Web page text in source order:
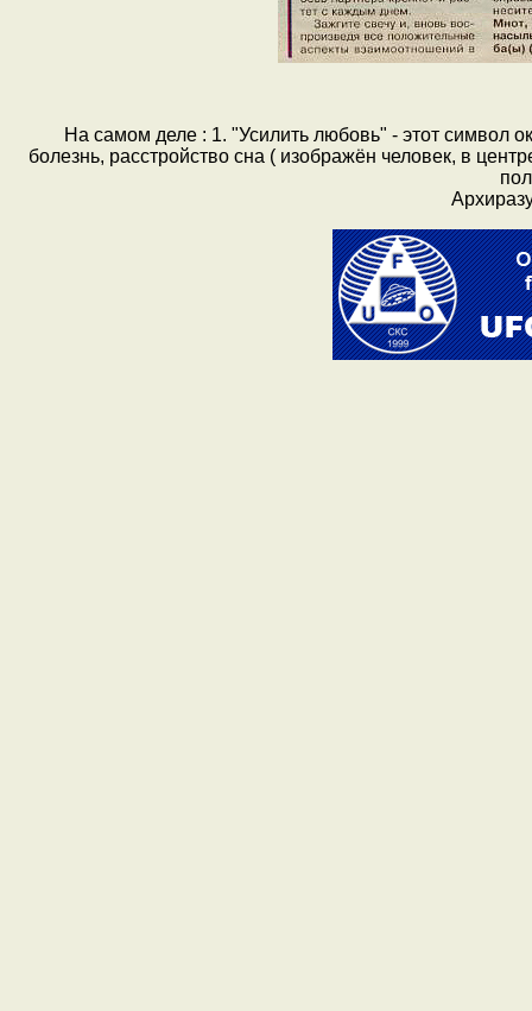
На самом деле : 1. "Усилить любовь" - этот символ
болезнь, расстройство сна ( изображён человек, в